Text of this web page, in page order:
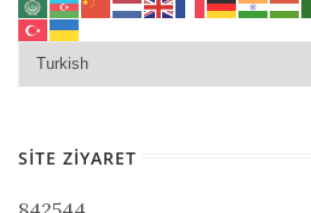
SITE ZIYARET